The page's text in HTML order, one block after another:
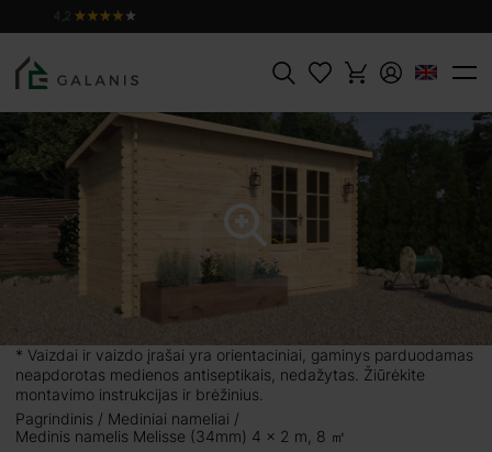
Paieška
* Vaizdai ir vaizdo įrašai yra orientaciniai, gaminys parduodamas
neapdorotas medienos antiseptikais, nedažytas. Žiūrėkite
montavimo instrukcijas ir brėžinius.
Pagrindinis
Mediniai nameliai
Medinis namelis Melisse (34mm) 4 x 2 m, 8 ㎡
MELISSE, sienojai 34 mm
1960 €
PIRKINIŲ
㎡
Jūsų